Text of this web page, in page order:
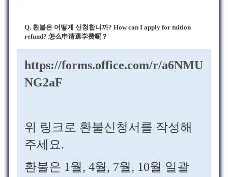
Q. 환불은 어떻게 신청합니까? How can I apply for tuition
refund? 怎么申请退学费呢？
https://forms.office.com/r/a6NMU
NG2aF
위 링크로 환불신청서를 작성해
주세요.
환불은 1월, 4월, 7월, 10월 일괄